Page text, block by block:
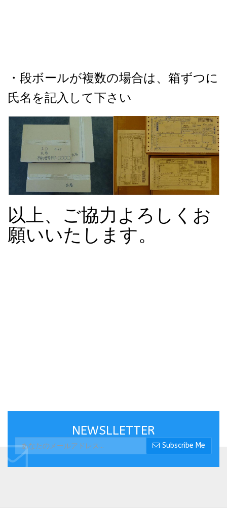
・段ボールが複数の場合は、箱ずつに
氏名を記入して下さい
以上、ご協力よろしくお
願いいたします。
NEWSLLETTER
Subscribe Me